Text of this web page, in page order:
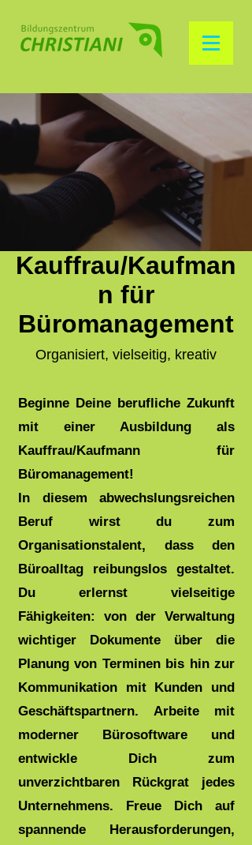
Kauffrau/Kaufman
n für
Büromanagement
Organisiert, vielseitig, kreativ
Beginne Deine berufliche Zukunft
mit einer Ausbildung als
Kauffrau/Kaufmann für
Büromanagement!
In diesem abwechslungsreichen
Beruf wirst du zum
Organisationstalent, dass den
Büroalltag reibungslos gestaltet.
Du erlernst vielseitige
Fähigkeiten: von der Verwaltung
wichtiger Dokumente über die
Planung von Terminen bis hin zur
Kommunikation mit Kunden und
Geschäftspartnern. Arbeite mit
moderner Bürosoftware und
entwickle Dich zum
unverzichtbaren Rückgrat jedes
Unternehmens. Freue Dich auf
spannende Herausforderungen,